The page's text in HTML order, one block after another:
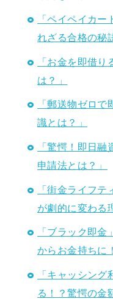
「ペイペイカ
れざる合格の秘
「お金を即借
は？」
「郵送物ゼロ
識とは？」
「驚愕！即日
申請法とは？」
「街金ライフ
が劇的に変わる
「ブラック即
からお金持ちに！
「キャッシン
る！？驚愕の金